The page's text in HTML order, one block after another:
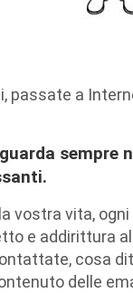
a
sempre
vostra vita,
e addirittura
cosa
delle